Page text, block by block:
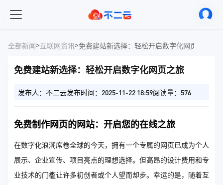
全部新闻>互联网资讯>免费建站新选择：轻松开启数字化网页之旅
免费建站新选择：轻松开启数字化网页之旅
发布人：不二云发布时间：2025-11-22 18:59阅读量：576
免费制作网页的网站：开启您的在线之旅
在数字化浪潮席卷全球的今天，拥有一个专属的网页已成为个人
展示、企业宣传、项目亮点的理想选择。但高昂的设计费用和专
业技术的门槛让许多初创者或个人望而却步。幸运的是，随着互